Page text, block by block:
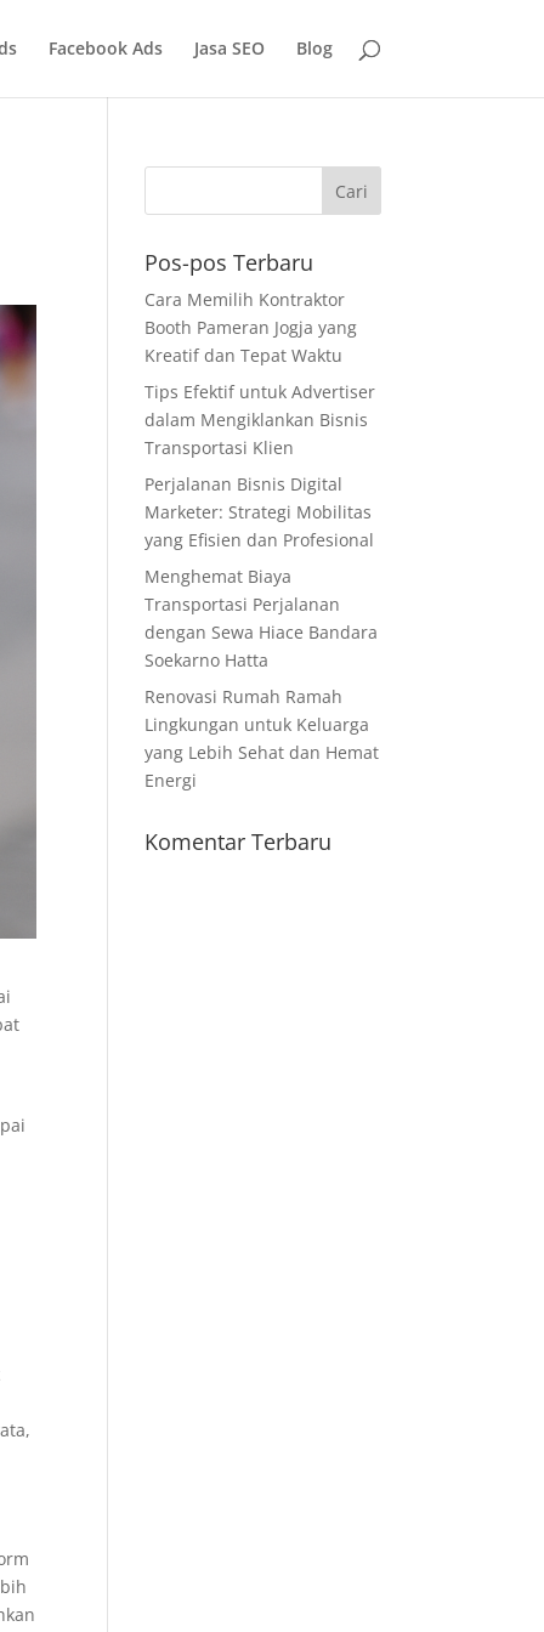
Facebook Ads Jasa SEO Blog
Pos-pos Terbaru
Cara Memilih Kontraktor
Booth Pameran Jogja yang
Kreatif dan Tepat Waktu
Tips Efektif untuk Advertiser
dalam Mengiklankan Bisnis
Transportasi Klien
Perjalanan Bisnis Digital
Marketer: Strategi Mobilitas
yang Efisien dan Profesional
Menghemat Biaya
Transportasi Perjalanan
dengan Sewa Hiace Bandara
Soekarno Hatta
Renovasi Rumah Ramah
Lingkungan untuk Keluarga
yang Lebih Sehat dan Hemat
Energi
Komentar Terbaru